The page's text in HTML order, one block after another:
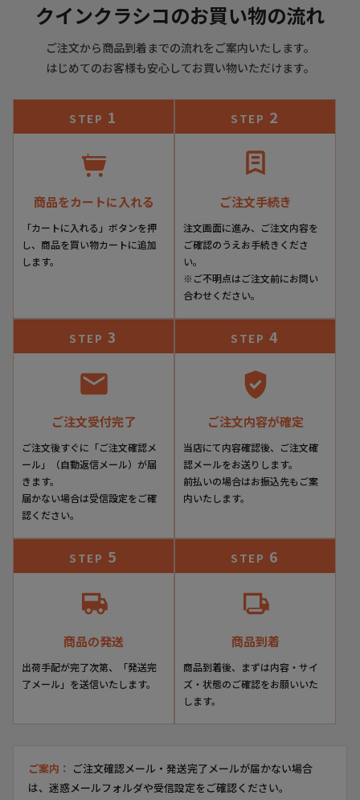
当店は実店舗との同時運営のため、試着時についた履きジワ
等があることがございます。その都度ケアをしております
が、シワが深い場合はメールにてご連絡させていただくこと
がございます。その際、基本的には、ご了承をいただいてか
クインクラシコのお買い物の流れ
ご注文から商品到着までの流れをご案内いたします。
はじめてのお客様も安心してお買い物いただけます。
STEP 1
商品をカートに入れる
「カートに入れる」ボタンを押
し、商品を買い物カートに追加
します。
STEP 2
ご注文手続き
注文画面に進み、ご注文内容を
ご確認のうえお手続きくださ
い。
※ご不明点はご注文前にお問い
合わせください。
STEP 3
ご注文受付完了
ご注文後すぐに「ご注文確認メ
ール」（自動返信メール）が届
きます。
届かない場合は受信設定をご確
認ください。
STEP 4
ご注文内容が確定
当店にて内容確認後、ご注文確
認メールをお送りします。
前払いの場合はお振込先もご案
内いたします。
STEP 5
商品の発送
出荷手配が完了次第、「発送完
了メール」を送信いたします。
STEP 6
商品到着
商品到着後、まずは内容・サイ
ズ・状態のご確認をお願いいた
します。
ご案内： ご注文確認メール・発送完了メールが届かない場合
は、迷惑メールフォルダや受信設定をご確認ください。